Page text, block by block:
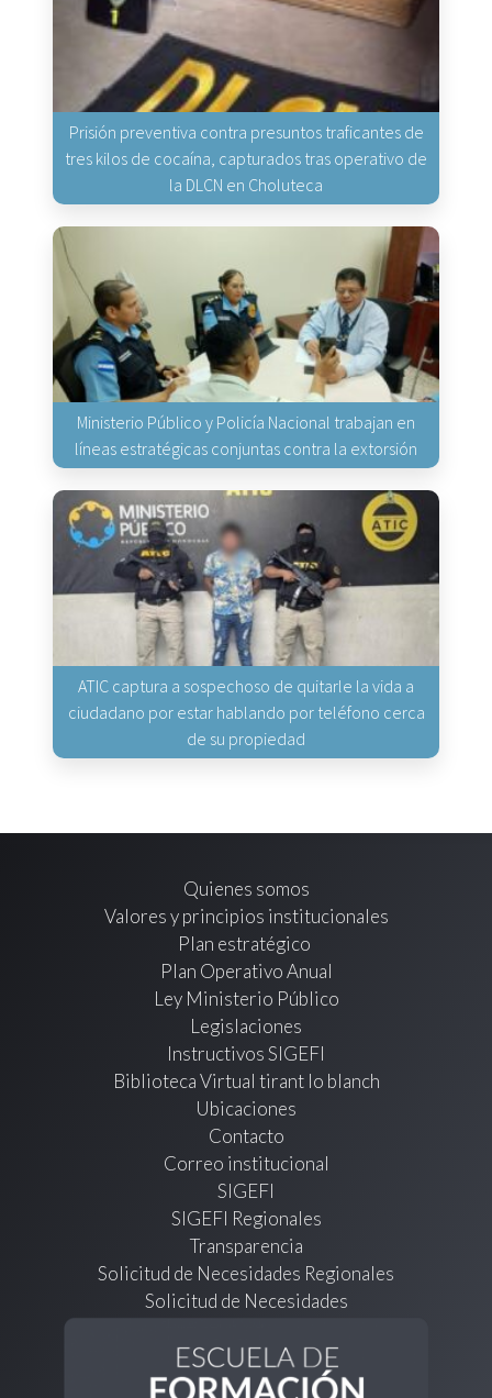
Prisión preventiva contra presuntos traficantes de
tres kilos de cocaína, capturados tras operativo de
la DLCN en Choluteca
Ministerio Público y Policía Nacional trabajan en
líneas estratégicas conjuntas contra la extorsión
ATIC captura a sospechoso de quitarle la vida a
ciudadano por estar hablando por teléfono cerca
de su propiedad
Quienes somos
Valores y principios institucionales
Plan estratégico
Plan Operativo Anual
Ley Ministerio Público
Legislaciones
Instructivos SIGEFI
Biblioteca Virtual tirant lo blanch
Ubicaciones
Contacto
Correo institucional
SIGEFI
SIGEFI Regionales
Transparencia
Solicitud de Necesidades Regionales
Solicitud de Necesidades